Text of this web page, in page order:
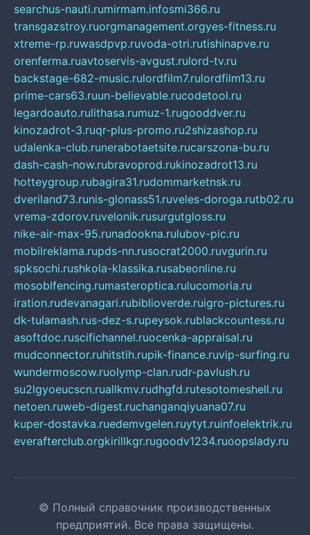
searchus-nauti.rumirmam.infosmi366.ru
transgazstroy.ruorgmanagement.orgyes-fitness.ru
xtreme-rp.ruwasdpvp.ruvoda-otri.rutishinapve.ru
orenferma.ruavtoservis-avgust.rulord-tv.ru
backstage-682-music.rulordfilm7.rulordfilm13.ru
prime-cars63.ruun-believable.rucodetool.ru
legardoauto.rulithasa.rumuz-1.rugooddver.ru
kinozadrot-3.ruqr-plus-promo.ru2shizashop.ru
udalenka-club.runerabotaetsite.rucarszona-bu.ru
dash-cash-now.rubravoprod.rukinozadrot13.ru
hotteygroup.rubagira31.rudommarketnsk.ru
dveriland73.runis-glonass51.ruveles-doroga.rutb02.ru
vrema-zdorov.ruvelonik.rusurgutgloss.ru
nike-air-max-95.runadookna.rulubov-pic.ru
mobilreklama.rupds-nn.rusocrat2000.ruvgurin.ru
spksochi.rushkola-klassika.rusabeonline.ru
mosoblfencing.rumasteroptica.rulucomoria.ru
iration.rudevanagari.rubiblioverde.ruigro-pictures.ru
dk-tulamash.rus-dez-s.rupeysok.rublackcountess.ru
asoftdoc.ruscifichannel.ruocenka-appraisal.ru
mudconnector.ruhitstih.rupik-finance.ruvip-surfing.ru
wundermoscow.ruolymp-clan.rudr-pavlush.ru
su2lgyoeucscn.ruallkmv.rudhgfd.rutesotomeshell.ru
netoen.ruweb-digest.ruchanganqiyuana07.ru
kuper-dostavka.ruedemvgelen.ruytyt.ruinfoelektrik.ru
everafterclub.orgkirillkgr.rugoodv1234.ruoopslady.ru
© Полный справочник производственных
предприятий. Все права защищены.